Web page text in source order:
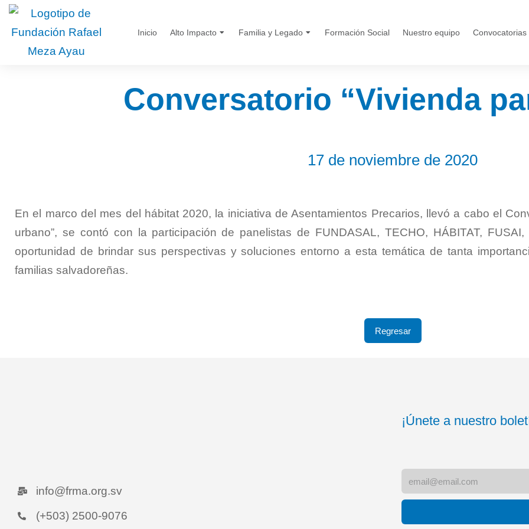
Inicio Alto Impacto Familia y Legado Formación Social Nuestro equipo Convocatorias
Conversatorio “Vivienda
17 de noviembre de 2020
En el marco del mes del hábitat 2020, la iniciativa de Asentamientos Precarios, llevó a cabo el
urbano”, se contó con la participación de panelistas de FUNDASAL, TECHO, HÁBITAT,
oportunidad de brindar sus perspectivas y soluciones entorno a esta temática de tanta
familias salvadoreñas.
Regresar
info@frma.org.sv
(+503) 2500-9076
¡Únete a nuestro